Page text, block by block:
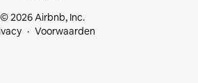
© 2026 Airbnb, Inc.
Voorwaarden